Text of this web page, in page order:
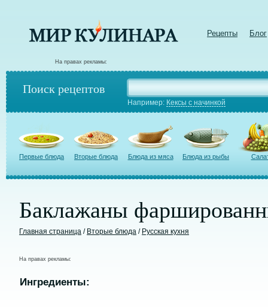
Рецепты Блог
На правах рекламы:
Поиск рецептов
Например: Кексы с начинкой
Первые блюда Вторые блюда Блюда из мяса Блюда из рыбы
Баклажаны
Главная страница / Вторые блюда / Русская кухня
На правах рекламы:
Ингредиенты: